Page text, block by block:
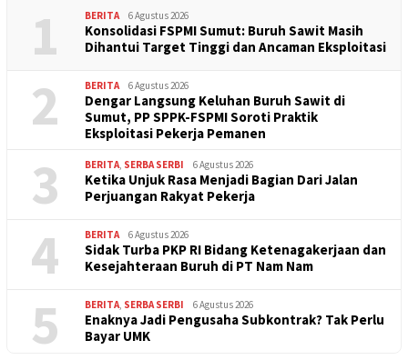
1 BERITA 6 Agustus 2026
Konsolidasi FSPMI Sumut: Buruh Sawit Masih
Dihantui Target Tinggi dan Ancaman Eksploitasi
2 BERITA 6 Agustus 2026
Dengar Langsung Keluhan Buruh Sawit di
Sumut, PP SPPK-FSPMI Soroti Praktik
Eksploitasi Pekerja Pemanen
3 BERITA, SERBA SERBI 6 Agustus 2026
Ketika Unjuk Rasa Menjadi Bagian Dari Jalan
Perjuangan Rakyat Pekerja
4 BERITA 6 Agustus 2026
Sidak Turba PKP RI Bidang Ketenagakerjaan dan
Kesejahteraan Buruh di PT Nam Nam
5 BERITA, SERBA SERBI 6 Agustus 2026
Enaknya Jadi Pengusaha Subkontrak? Tak Perlu
Bayar UMK